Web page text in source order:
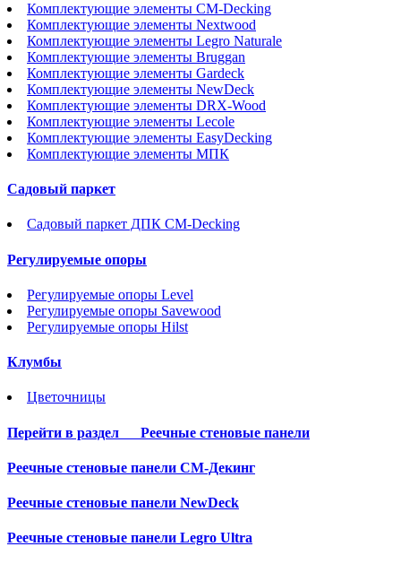
Комплектующие элементы CM-Decking
Комплектующие элементы Nextwood
Комплектующие элементы Legro Naturale
Комплектующие элементы Bruggan
Комплектующие элементы Gardeck
Комплектующие элементы NewDeck
Комплектующие элементы DRX-Wood
Комплектующие элементы Lecole
Комплектующие элементы EasyDecking
Комплектующие элементы МПК
Садовый паркет
Садовый паркет ДПК CM-Decking
Регулируемые опоры
Регулируемые опоры Level
Регулируемые опоры Savewood
Регулируемые опоры Hilst
Клумбы
Цветочницы
Перейти в раздел Реечные стеновые панели
Реечные стеновые панели СМ-Декинг
Реечные стеновые панели NewDeck
Реечные стеновые панели Legro Ultra